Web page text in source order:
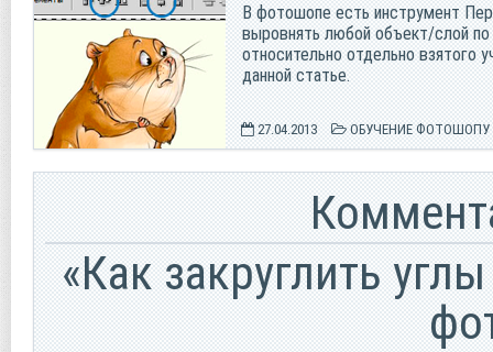
В фотошопе есть инструмент
выровнять любой объект/слой
относительно отдельно взятого
данной статье.
27.04.2013 ОБУЧЕНИЕ ФОТОШОПУ
«Как закруглить